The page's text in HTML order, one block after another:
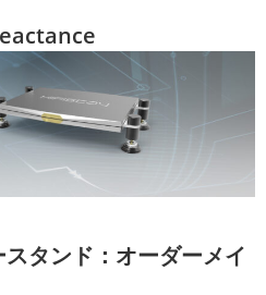
タンド：オーダーメイ